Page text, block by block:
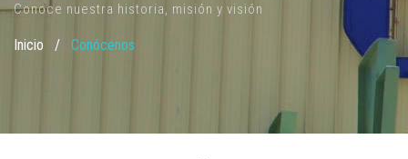
Conoce nuestra historia, misión y visión
Inicio / Conócenos